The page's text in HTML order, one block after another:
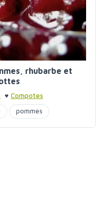
rhubarbe et
♥ Compotes
pommes